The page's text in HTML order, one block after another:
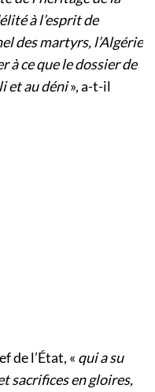
à l’esprit de
des martyrs, l’Algérie
à ce que le dossier de
et au déni», a-t-il
de l’État, « qui a su
sacrifices en gloires,